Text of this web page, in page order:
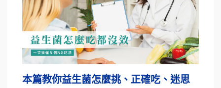
本篇教你益生菌怎麼挑、正確吃、迷思